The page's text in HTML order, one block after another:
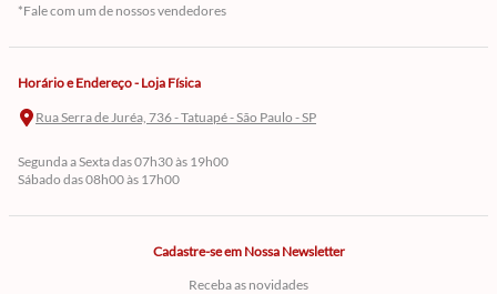
*Fale com um de nossos vendedores
Horário e Endereço - Loja Física
Rua Serra de Juréa, 736 - Tatuapé - São Paulo - SP
Segunda a Sexta das 07h30 às 19h00
Sábado das 08h00 às 17h00
Cadastre-se em Nossa Newsletter
Receba as novidades